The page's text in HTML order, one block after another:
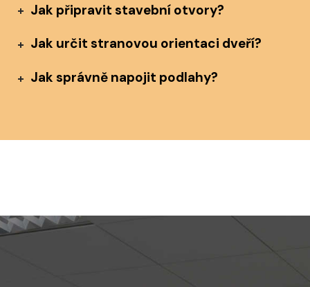
Jak připravit stavební otvory?
Jak určit stranovou orientaci dveří?
Jak správně napojit podlahy?